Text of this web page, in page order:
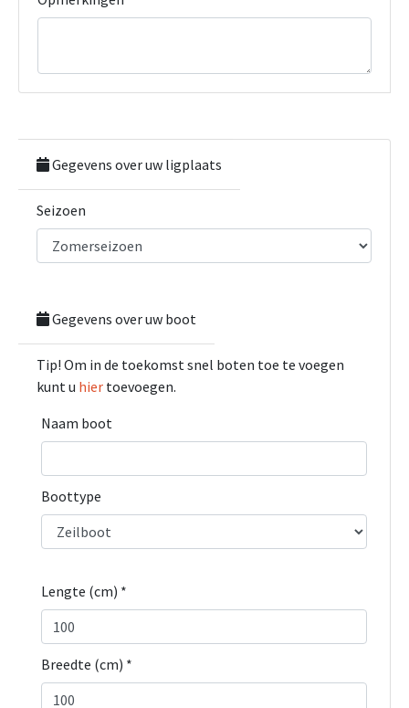
Gegevens over uw ligplaats
Seizoen
Gegevens over uw boot
Tip! Om in de toekomst snel boten toe te voegen
kunt u hier toevoegen.
Naam boot
Boottype
Lengte (cm) *
Breedte (cm) *